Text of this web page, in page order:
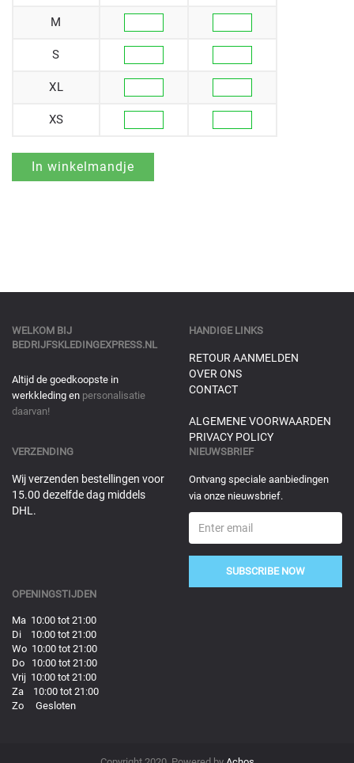
M
S
XL
XS
WELKOM BIJ
BEDRIJFSKLEDINGEXPRESS.NL
Altijd de goedkoopste in
werkkleding en personalisatie
daarvan!
HANDIGE LINKS
RETOUR AANMELDEN
OVER ONS
CONTACT
ALGEMENE VOORWAARDEN
PRIVACY POLICY
VERZENDING
Wij verzenden bestellingen voor
15.00 dezelfde dag middels
DHL.
NIEUWSBRIEF
Ontvang speciale aanbiedingen
via onze nieuwsbrief.
SUBSCRIBE NOW
OPENINGSTIJDEN
Ma 10:00 tot 21:00
Di 10:00 tot 21:00
Wo 10:00 tot 21:00
Do 10:00 tot 21:00
Vrij 10:00 tot 21:00
Za 10:00 tot 21:00
Zo Gesloten